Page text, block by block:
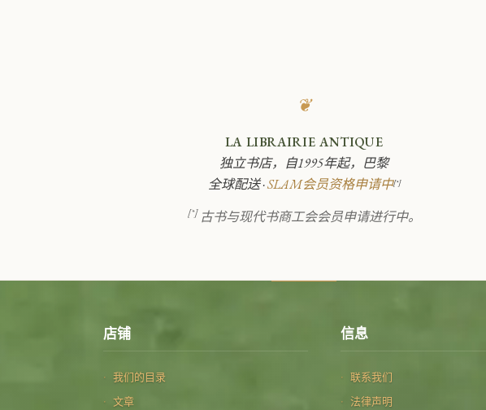
❦
LA LIBRAIRIE ANTIQUE
独立书店，自1995年起，巴黎
全球配送 ·SLAM会员资格申请中[*]
[*]古书与现代书商工会会员申请进行中。
店铺
我们的目录
文章
信息
联系我们
法律声明